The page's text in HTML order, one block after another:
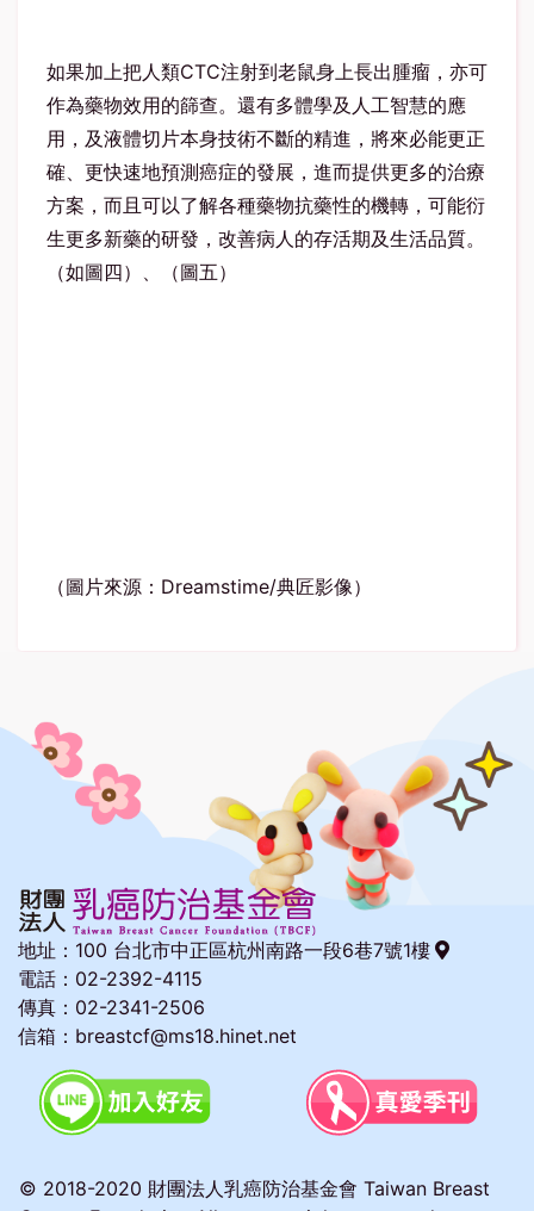
如果加上把人類CTC注射到老鼠身上長出腫瘤，亦可
作為藥物效用的篩查。還有多體學及人工智慧的應
用，及液體切片本身技術不斷的精進，將來必能更正
確、更快速地預測癌症的發展，進而提供更多的治療
方案，而且可以了解各種藥物抗藥性的機轉，可能衍
生更多新藥的研發，改善病人的存活期及生活品質。
（如圖四）、（圖五）
（圖片來源：Dreamstime/典匠影像）
地址： 100 台北市中正區杭州南路一段6巷7號1樓
電話：02-2392-4115
傳真：02-2341-2506
信箱：breastcf@ms18.hinet.net
© 2018-2020 財團法人乳癌防治基金會 Taiwan Breast